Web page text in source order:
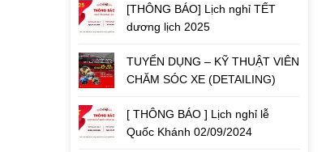
[THÔNG BÁO] Lịch nghỉ TẾT
dương lịch 2025
TUYỂN DỤNG – KỸ THUẬT VIÊN
CHĂM SÓC XE (DETAILING)
[ THÔNG BÁO ] Lịch nghỉ lễ
Quốc Khánh 02/09/2024